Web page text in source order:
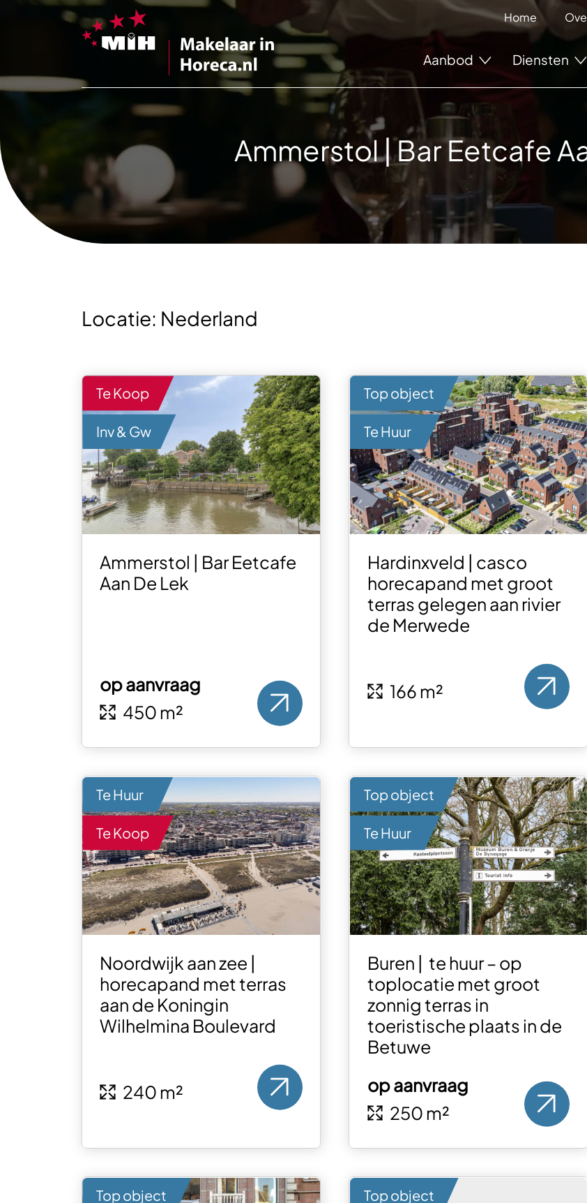
Home
Aanbod Diensten
Ammerstol | Bar Eetcafe
Locatie: Nederland
Te Koop
Inv & Gw
Ammerstol | Bar Eetcafe
Aan De Lek
op aanvraag
450 m²
Top object
Te Huur
Hardinxveld | casco
horecapand met groot
terras gelegen aan rivier
de Merwede
166 m²
Te Huur
Te Koop
Noordwijk aan zee |
horecapand met terras
aan de Koningin
Wilhelmina Boulevard
240 m²
Top object
Te Huur
Buren | te huur – op
toplocatie met groot
zonnig terras in
toeristische plaats in de
Betuwe
op aanvraag
250 m²
Top object Top object